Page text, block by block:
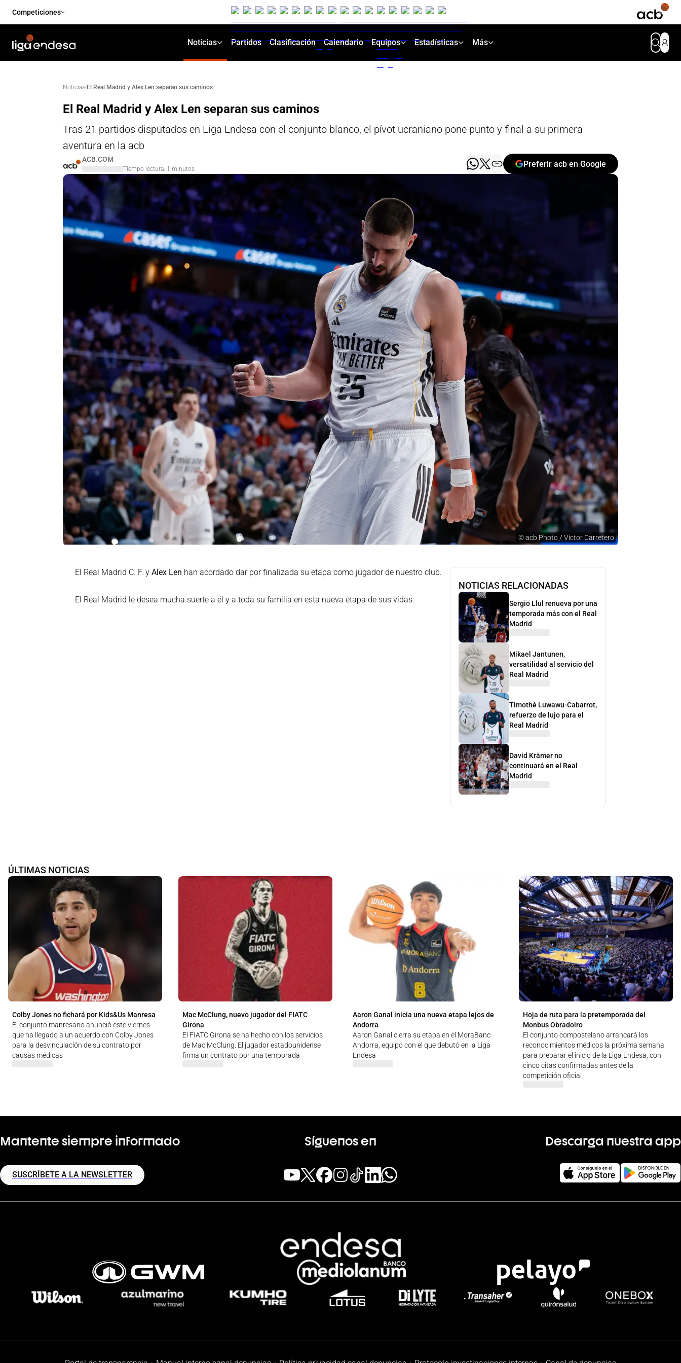
Competiciones
Noticias Partidos Clasificación Calendario Equipos Estadísticas Más
Noticias·El Real Madrid y Alex Len separan sus caminos
El Real Madrid y Alex Len separan sus caminos
Tras 21 partidos disputados en Liga Endesa con el conjunto blanco, el pívot ucraniano pone punto y final a su primera
aventura en la acb
ACB.COM
Tiempo lectura: 1 minutos
Preferir acb en Google
©acb Photo / Víctor Carretero
El Real Madrid C. F. y Alex Len han acordado dar por finalizada su etapa como jugador de nuestro club.
El Real Madrid le desea mucha suerte a él y a toda su familia en esta nueva etapa de sus vidas.
NOTICIAS RELACIONADAS
Sergio Llul renueva por una
temporada más con el Real
Madrid
Mikael Jantunen,
versatilidad al servicio del
Real Madrid
Timothé Luwawu-Cabarrot,
refuerzo de lujo para el
Real Madrid
David Krämer no
continuará en el Real
Madrid
ÚLTIMAS NOTICIAS
Colby Jones no fichará por Kids&Us Manresa
El conjunto manresano anunció este viernes
que ha llegado a un acuerdo con Colby Jones
para la desvinculación de su contrato por
causas médicas
Mac McClung, nuevo jugador del FIATC
Girona
El FIATC Girona se ha hecho con los servicios
de Mac McClung. El jugador estadounidense
firma un contrato por una temporada
Aaron Ganal inicia una nueva etapa lejos de
Andorra
Aaron Ganal cierra su etapa en el MoraBanc
Andorra, equipo con el que debutó en la Liga
Endesa
Hoja de ruta para la pretemporada del
Monbus Obradoiro
El conjunto compostelano arrancará los
reconocimientos médicos la próxima semana
para preparar el inicio de la Liga Endesa, con
cinco citas confirmadas antes de la
competición oficial
Mantente siempre informado
SUSCRÍBETE A LA NEWSLETTER
Síguenos en Descarga nuestra app